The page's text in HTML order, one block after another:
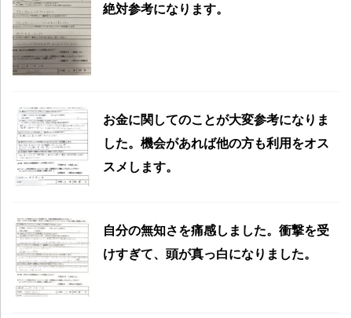
絶対参考になります。
お金に関してのことが大変参考になりま
した。機会があれば他の方も利用をオス
スメします。
自分の無知さを痛感しました。衝撃を受
けすぎて、頭が真っ白になりました。